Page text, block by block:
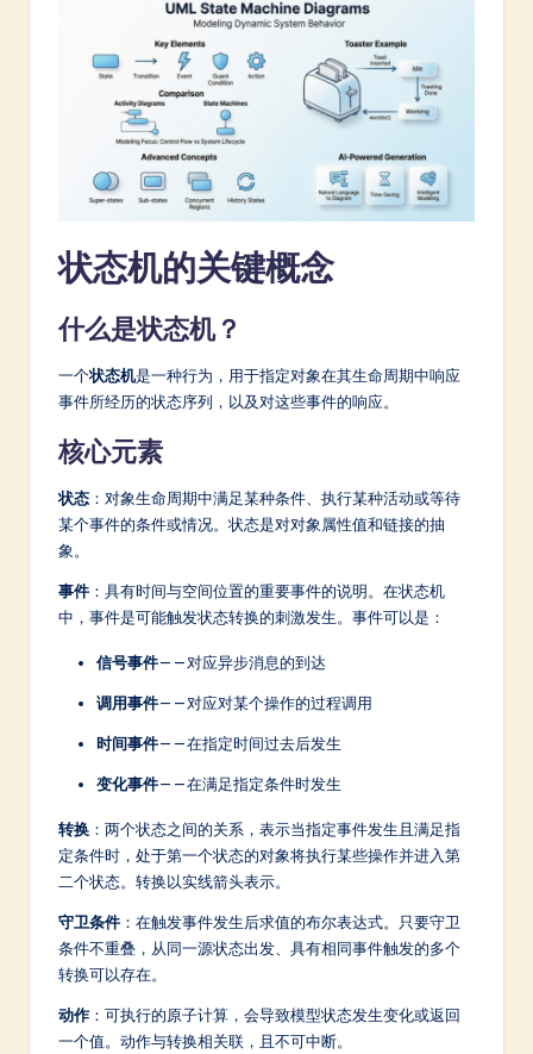
a
e
in
A
&
S
In
o
状态机的关键概念
什么是状态机？
一个状态机是一种行为，用于指定对象在其生命周期中响应
事件所经历的状态序列，以及对这些事件的响应。
核心元素
状态 ：对象生命周期中满足某种条件、执行某种活动或等待
某个事件的条件或情况。状态是对对象属性值和链接的抽
象。
事件 ：具有时间与空间位置的重要事件的说明。在状态机
中，事件是可能触发状态转换的刺激发生。事件可以是：
信号事件——对应异步消息的到达
调用事件——对应对某个操作的过程调用
时间事件——在指定时间过去后发生
变化事件——在满足指定条件时发生
转换 ：两个状态之间的关系，表示当指定事件发生且满足指
定条件时，处于第一个状态的对象将执行某些操作并进入第
二个状态。转换以实线箭头表示。
守卫条件 ：在触发事件发生后求值的布尔表达式。只要守卫
条件不重叠，从同一源状态出发、具有相同事件触发的多个
转换可以存在。
动作 ：可执行的原子计算，会导致模型状态发生变化或返回
一个值。动作与转换相关联，且不可中断。